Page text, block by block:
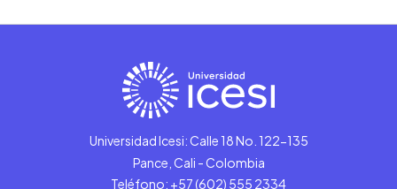
Universidad Icesi: Calle 18 No. 122-135
Pance, Cali - Colombia
Teléfono: +57 (602) 555 2334